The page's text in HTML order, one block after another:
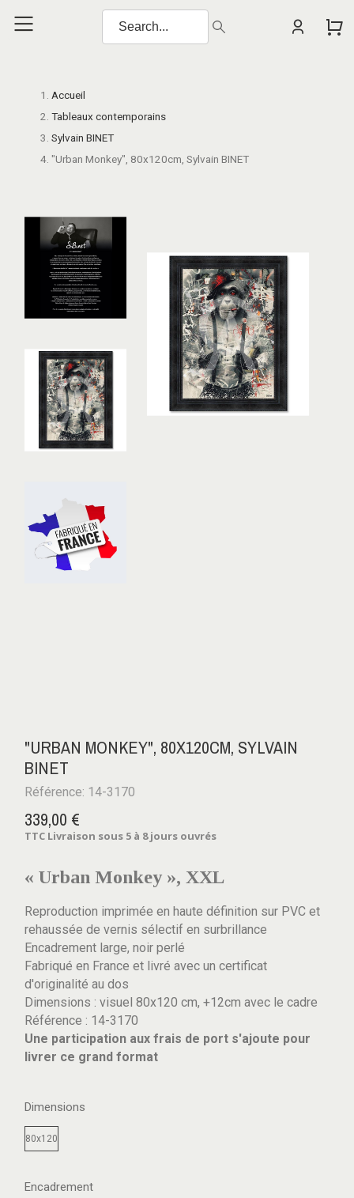
Accueil
Tableaux contemporains
Sylvain BINET
"Urban Monkey", 80x120cm, Sylvain BINET
"URBAN MONKEY", 80X120CM, SYLVAIN
BINET
Référence: 14-3170
339,00 €
TTC Livraison sous 5 à 8 jours ouvrés
« Urban Monkey », XXL
Reproduction imprimée en haute définition sur PVC et
rehaussée de vernis sélectif en surbrillance
Encadrement large, noir perlé
Fabriqué en France et livré avec un certificat
d'originalité au dos
Dimensions : visuel 80x120 cm, +12cm avec le cadre
Référence : 14-3170
Une participation aux frais de port s'ajoute pour
livrer ce grand format
Dimensions
80x120
Encadrement